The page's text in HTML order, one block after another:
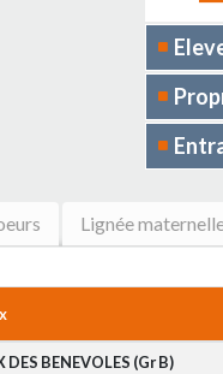
Lignée
DES BENEVOLES (Gr B)